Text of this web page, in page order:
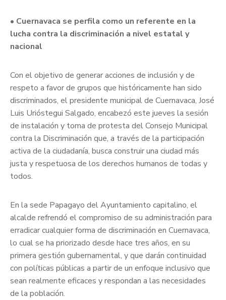
• Cuernavaca se perfila como un referente en la
lucha contra la discriminación a nivel estatal y
nacional
Con el objetivo de generar acciones de inclusión y de
respeto a favor de grupos que históricamente han sido
discriminados, el presidente municipal de Cuernavaca, José
Luis Urióstegui Salgado, encabezó este jueves la sesión
de instalación y toma de protesta del Consejo Municipal
contra la Discriminación que, a través de la participación
activa de la ciudadanía, busca construir una ciudad más
justa y respetuosa de los derechos humanos de todas y
todos.
En la sede Papagayo del Ayuntamiento capitalino, el
alcalde refrendó el compromiso de su administración para
erradicar cualquier forma de discriminación en Cuernavaca,
lo cual se ha priorizado desde hace tres años, en su
primera gestión gubernamental, y que darán continuidad
con políticas públicas a partir de un enfoque inclusivo que
sean realmente eficaces y respondan a las necesidades
de la población.